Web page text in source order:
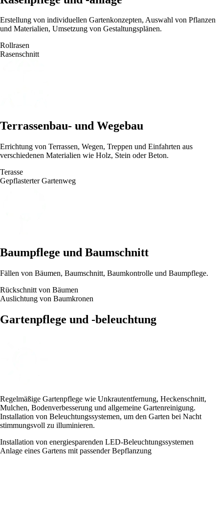
Erstellung von individuellen Gartenkonzepten, Auswahl von Pflanzen
und Materialien, Umsetzung von Gestaltungsplänen.
Rollrasen
Rasenschnitt
Terrassenbau- und Wegebau
Errichtung von Terrassen, Wegen, Treppen und Einfahrten aus
verschiedenen Materialien wie Holz, Stein oder Beton.
Terasse
Gepflasterter Gartenweg
Baumpflege und Baumschnitt
Fällen von Bäumen, Baumschnitt, Baumkontrolle und Baumpflege.
Rückschnitt von Bäumen
Auslichtung von Baumkronen
Gartenpflege und -beleuchtung
Regelmäßige Gartenpflege wie Unkrautentfernung, Heckenschnitt,
Mulchen, Bodenverbesserung und allgemeine Gartenreinigung.
Installation von Beleuchtungssystemen, um den Garten bei Nacht
stimmungsvoll zu illuminieren.
Installation von energiesparenden LED-Beleuchtungssystemen
Anlage eines Gartens mit passender Bepflanzung